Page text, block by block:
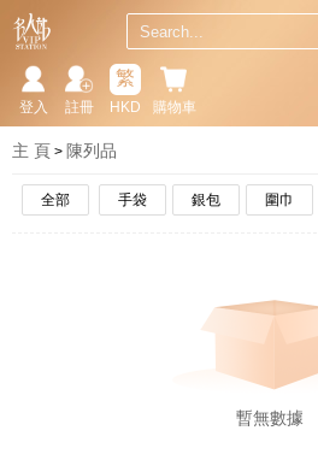
購物車
繁
HKD
註冊
登入
主 頁 陳列品
全部 手袋 銀包 圍巾
暫無數據